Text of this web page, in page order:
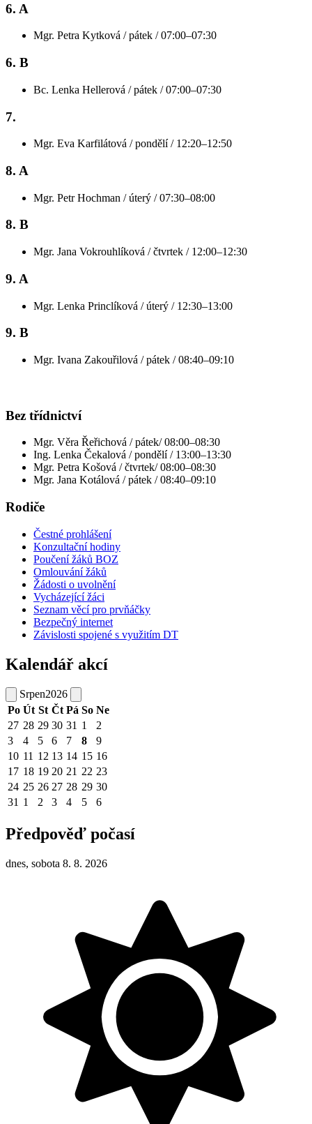
6. A
Mgr. Petra Kytková / pátek / 07:00–07:30
6. B
Bc. Lenka Hellerová / pátek / 07:00–07:30
7.
Mgr. Eva Karfilátová / pondělí / 12:20–12:50
8. A
Mgr. Petr Hochman / úterý / 07:30–08:00
8. B
Mgr. Jana Vokrouhlíková / čtvrtek / 12:00–12:30
9. A
Mgr. Lenka Princlíková / úterý / 12:30–13:00
9. B
Mgr. Ivana Zakouřilová / pátek / 08:40–09:10
Bez třídnictví
Mgr. Věra Řeřichová / pátek/ 08:00–08:30
Ing. Lenka Čekalová / pondělí / 13:00–13:30
Mgr. Petra Košová / čtvrtek/ 08:00–08:30
Mgr. Jana Kotálová / pátek / 08:40–09:10
Rodiče
Čestné prohlášení
Konzultační hodiny
Poučení žáků BOZ
Omlouvání žáků
Žádosti o uvolnění
Vycházející žáci
Seznam věcí pro prvňáčky
Bezpečný internet
Závislosti spojené s využitím DT
Kalendář akcí
Srpen2026
Po Út St Čt Pá So Ne
27 28 29 30 31 1
2
3
4 5 6 7 8
9
10 11 12 13 14 15 16
17 18 19 20 21 22 23
24 25 26 27 28 29 30
31 1 2 3 4 5 6
Předpověď počasí
dnes, sobota 8. 8. 2026